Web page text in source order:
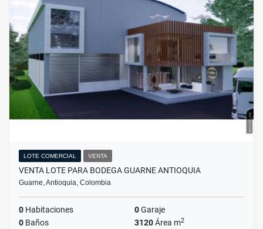
LOTE COMERCIAL VENTA
VENTA LOTE PARA BODEGA GUARNE ANTIOQUIA
Guarne, Antioquia, Colombia
0 Habitaciones 0Garaje
0 Baños 3120Área m2